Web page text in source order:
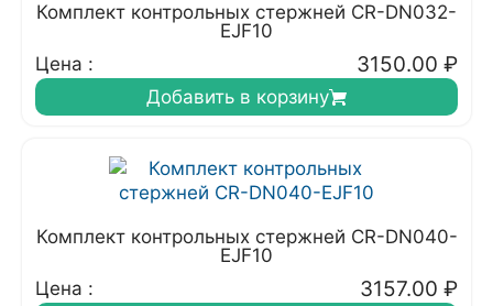
Комплект контрольных стержней CR-DN032-
EJF10
Цена :
3150.00 ₽
Добавить в корзину
Комплект контрольных стержней CR-DN040-
EJF10
Цена :
3157.00 ₽